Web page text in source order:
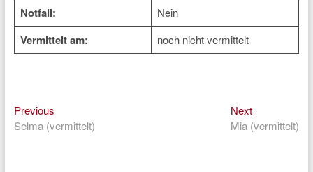
Notfall: Nein
Vermittelt am: noch nicht vermittelt
Beitragsnavigation
PreviousPrevious
post:
Selma (vermittelt)
NextNext
post:
Mia (vermittelt)